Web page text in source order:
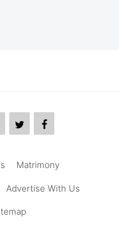
Matrimony
Advertise With Us